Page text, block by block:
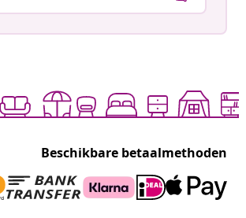
Aanbevolen